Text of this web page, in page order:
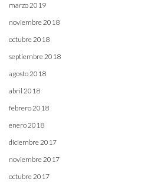
marzo 2019
noviembre 2018
octubre 2018
septiembre 2018
agosto 2018
abril 2018
febrero 2018
enero 2018
diciembre 2017
noviembre 2017
octubre 2017